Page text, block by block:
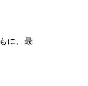
に、最